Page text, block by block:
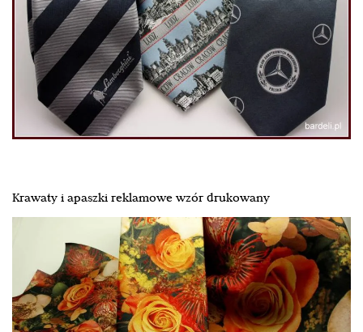
Krawaty i apaszki reklamowe wzór drukowany